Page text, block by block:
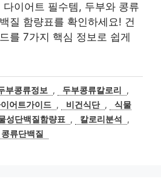
이어트 필수템, 두부와 콩류
질 함량표를 확인하세요! 건
를 7가지 핵심 정보로 쉽게
부콩류정보 , 두부콩류칼로리
,
어트가이드 , 비건식단 ,
식물
성단백질함량표 , 칼로리분석
,
콩류단백질